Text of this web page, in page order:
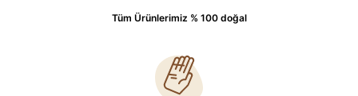
Tüm Ürünlerimiz % 100 doğal